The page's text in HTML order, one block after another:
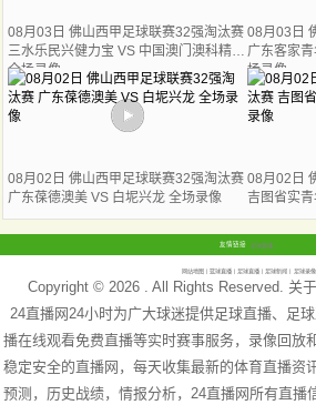
08月03日 佛山西甲足球联赛32强淘汰赛
三水乐民兴健力宝 VS 中国澳门澳科精英
全场录像
08月03日
广东客家青
场录像
08月02日 佛山西甲足球联赛32强淘汰赛
广东葆德澳美 VS 白坭兴龙 全场录像
08月02日
吉图省实
友情链接 足球直播
网站地图 篮球直播 足球直播 足球新闻 足球录像
Copyright © 2026 . All Rights Reserved. 关
24直播网24小时为广大球迷提供足球直播、足
播在线观看免费直播等实时赛事服务，录像回放
稳定安全的直播网，每天收集最新的体育直播资
预测，历史战绩，情报分析，24直播网所有直播